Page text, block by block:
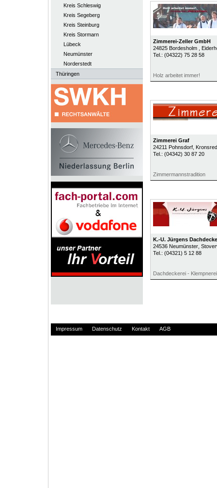
Kreis Schleswig
Kreis Segeberg
Kreis Steinburg
Kreis Stormarn
Lübeck
Neumünster
Norderstedt
Thüringen
Zimmerei-Zeller GmbH
24825 Bordesholm
,
Tel.: (04322) 75 28 58
Holz arbeitet immer!
Zimmerei Graf
24211 Pohnsdorf,
Tel.: (04342) 30 87 20
Zimmermannstradition
K.-U. Jürgens
24536 Neumünster,
Tel.: (04321) 5 12 88
Dachdeckerei -
Impressum Datenschutz Kontakt AGB